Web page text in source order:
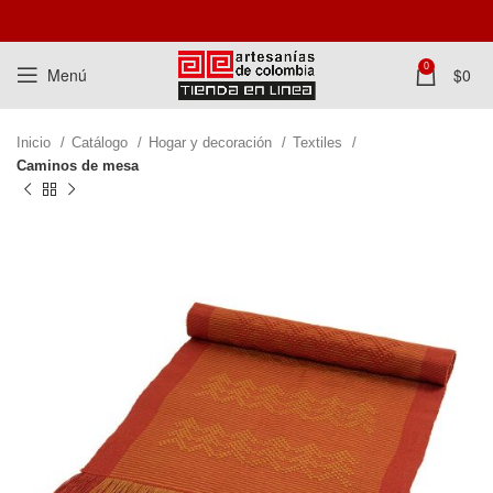
Menú 0 $0
Inicio Catálogo Hogar y decoración
Textiles
Caminos de mesa